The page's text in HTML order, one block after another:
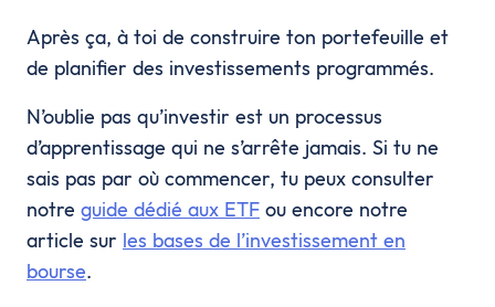
Après ça, à toi de construire ton portefeuille et
de planifier des investissements programmés.
N’oublie pas qu’investir est un processus
d’apprentissage qui ne s’arrête jamais. Si tu ne
sais pas par où commencer, tu peux consulter
notre guide dédié aux ETF ou encore notre
article sur les bases de l’investissement en
bourse.